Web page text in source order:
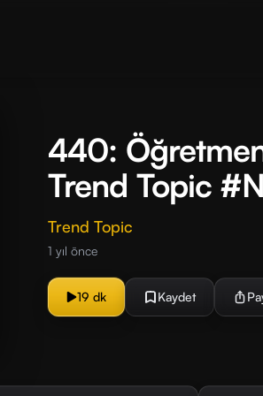
440:
Trend Topic
Trend Topic
1 yıl önce
19 dk Kaydet